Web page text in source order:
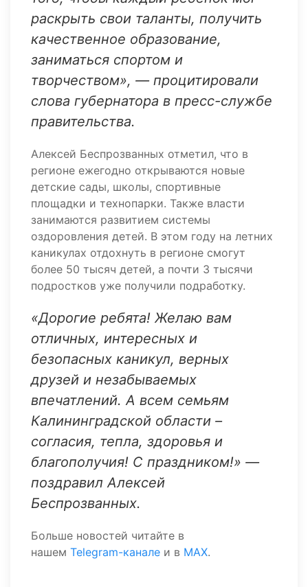
раскрыть свои таланты, получить
качественное образование,
заниматься спортом и
творчеством», — процитировали
слова губернатора в пресс-службе
правительства.
Алексей Беспрозванных отметил, что в
регионе ежегодно открываются новые
детские сады, школы, спортивные
площадки и технопарки. Также власти
занимаются развитием системы
оздоровления детей. В этом году на летних
каникулах отдохнуть в регионе смогут
более 50 тысяч детей, а почти 3 тысячи
подростков уже получили подработку.
«Дорогие ребята! Желаю вам
отличных, интересных и
безопасных каникул, верных
друзей и незабываемых
впечатлений. А всем семьям
Калининградской области –
согласия, тепла, здоровья и
благополучия! С праздником!» —
поздравил Алексей
Беспрозванных.
Больше новостей читайте в
нашем Telegram-канале и в MAX.